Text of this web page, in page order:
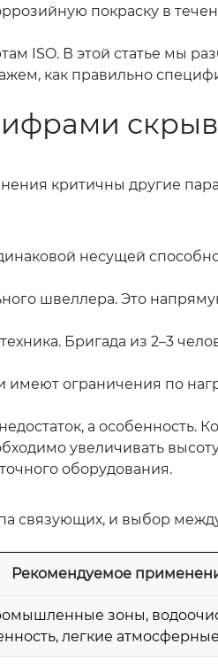
покраску в
ISO. В этой статье мы
как правильно
критичны другие
несущей
швеллера. Это
Бригада из 2–3
ограничения по
а особенность.
увеличивать
оборудования.
связующих, и выбор
Рекомендуемое
зоны,
легкие